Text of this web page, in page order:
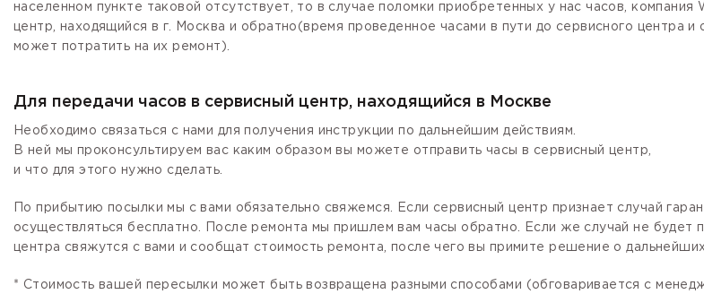
населенном пункте таковой отсутствует, то в случае поломки приобретенных у нас часов,
центр, находящийся в г. Москва и обратно(время проведенное часами в пути до сервисного центра
может потратить на их ремонт).
Для передачи часов в сервисный центр, находящийся в Москве
Необходимо связаться с нами для получения инструкции по дальнейшим действиям.
В ней мы проконсультируем вас каким образом вы можете отправить часы в сервисный центр,
и что для этого нужно сделать.
По прибытию посылки мы с вами обязательно свяжемся. Если сервисный центр признает случай
осуществляться бесплатно. После ремонта мы пришлем вам часы обратно. Если же случай не будет
центра свяжутся с вами и сообщат стоимость ремонта, после чего вы примите решение о дальнейших
* Стоимость вашей пересылки может быть возвращена разными способами (обговаривается с